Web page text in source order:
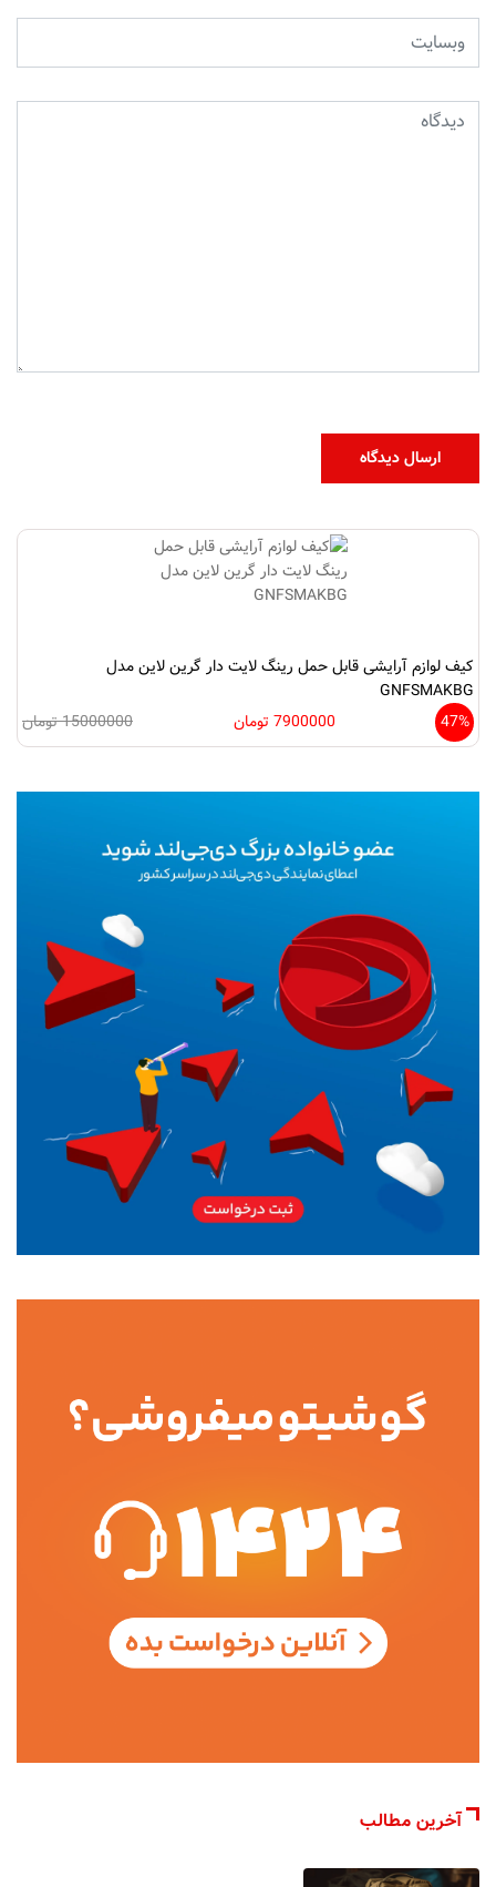
کیف لوازم آرایشی قابل حمل رینگ لایت دار گرین لاین مدل
GNFSMAKBG
47%
7900000 تومان 15000000 تومان
آخرین مطالب